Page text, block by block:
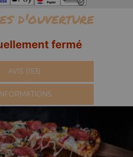
d'ouverture
fermé
AVIS (153)